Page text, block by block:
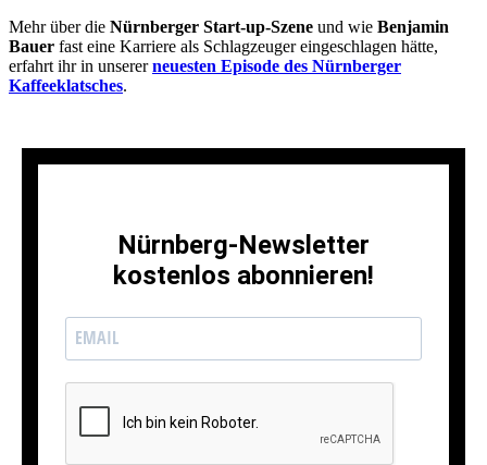
Mehr über die Nürnberger Start-up-Szene und wie Benjamin
Bauer fast eine Karriere als Schlagzeuger eingeschlagen hätte,
erfahrt ihr in unsererneuesten Episode des Nürnberger
Kaffeeklatsches.
Nürnberg-Newsletter
kostenlos abonnieren!